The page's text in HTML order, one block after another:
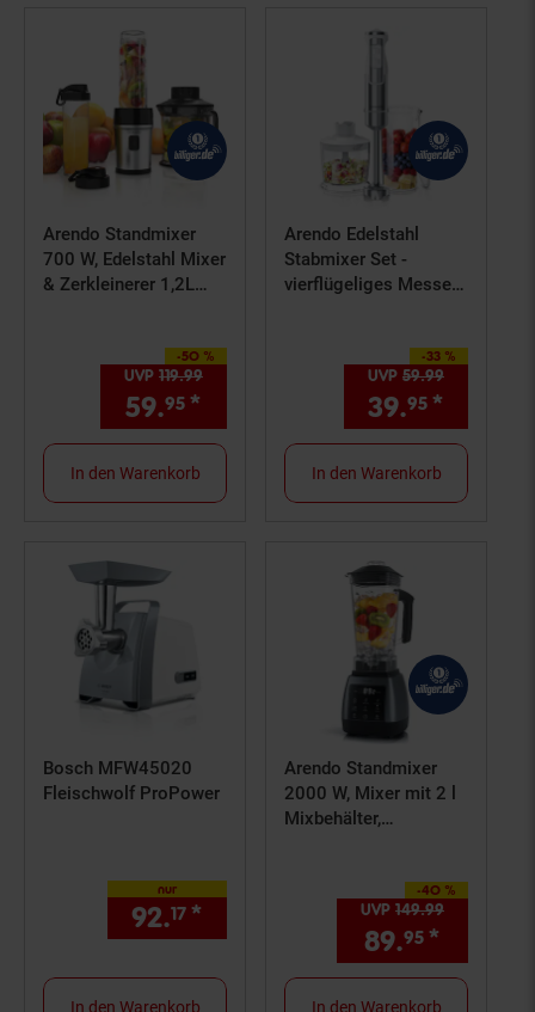
Arendo Standmixer
700 W, Edelstahl Mixer
& Zerkleinerer 1,2L
-50 %
Sie Sparen 50 Prozent,
UVP 119.99
59.95 * Aktueller Preis: 59,95
In den Warenkorb
Arendo Edelstahl
Stabmixer Set -
vierflügeliges Messer -
r + Turbotaste
-33 %
Sie Sparen 33 Prozent,
UVP 59.99
39.95 *
In den Warenkorb
Bosch MFW45020
Fleischwolf ProPower
nur
92.17 * € Sternchen
In den Warenkorb
Arendo Standmixer
2000 W, Mixer mit 2 l
Mixbehälter,
Programme
-40 %
Sie Sparen 40 Prozent,
UVP 149.99
89.95 *
In den Warenkorb